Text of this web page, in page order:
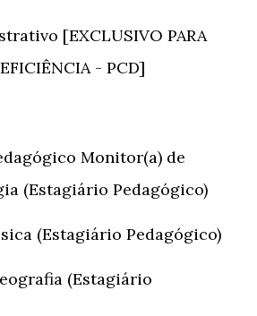
[EXCLUSIVO PARA
- PCD]
Monitor(a) de
(Estagiário Pedagógico)
(Estagiário Pedagógico)
(Estagiário